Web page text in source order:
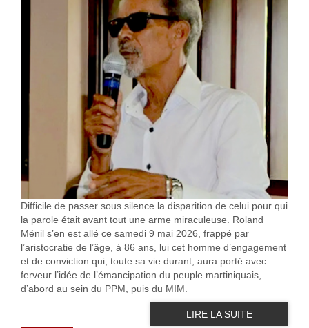
Difficile de passer sous silence la disparition de celui pour qui
la parole était avant tout une arme miraculeuse. Roland
Ménil s’en est allé ce samedi 9 mai 2026, frappé par
l’aristocratie de l’âge, à 86 ans, lui cet homme d’engagement
et de conviction qui, toute sa vie durant, aura porté avec
ferveur l’idée de l’émancipation du peuple martiniquais,
d’abord au sein du PPM, puis du MIM.
LIRE LA SUITE